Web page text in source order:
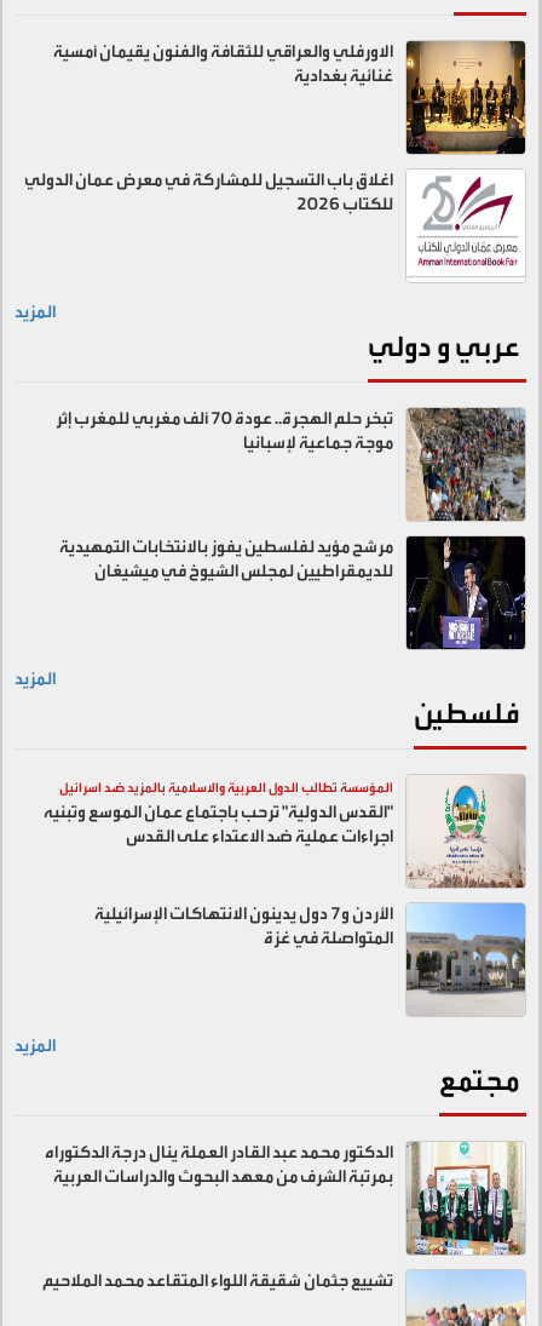
الاورفلي والعراقي للثقافة والفنون يقيمان أمسية
غنائية بغدادية
اغلاق باب التسجيل للمشاركة في معرض عمان الدولي
للكتاب 2026
المزيد
عربي و دولي
تبخر حلم الهجرة.. عودة 70 ألف مغربي للمغرب إثر
موجة جماعية لإسبانيا
مرشح مؤيد لفلسطين يفوز بالانتخابات التمهيدية
للديمقراطيين لمجلس الشيوخ في ميشيغان
المزيد
فلسطين
المؤسسة تطالب الدول العربية والاسلامية بالمزيد ضد اسرائيل
"القدس الدولية" ترحب باجتماع عمان الموسع وتبنيه
اجراءات عملية ضد الاعتداء على القدس
الأردن و7 دول يدينون الانتهاكات الإسرائيلية
المتواصلة في غزة
المزيد
مجتمع
الدكتور محمد عبد القادر العملة ينال درجة الدكتوراه
بمرتبة الشرف من معهد البحوث والدراسات العربية
تشييع جثمان شقيقة اللواء المتقاعد محمد الملاحيم